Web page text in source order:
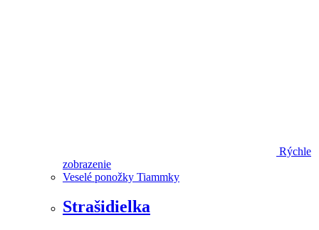
Rýchle
zobrazenie
Veselé ponožky Tiammky
Strašidielka